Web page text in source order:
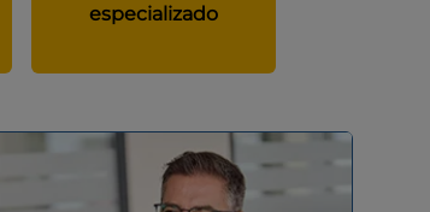
especializado